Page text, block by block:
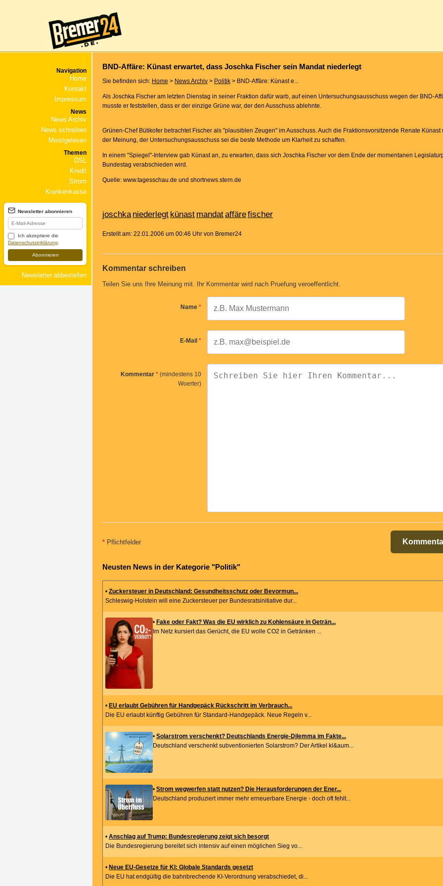
Navigation
Home
Kontakt
Impressum
News
News Archiv
News schreiben
Meistgelesen
Themen
DSL
Kredit
Strom
Krankenkasse
Newsletter abonnieren
Ich akzeptiere die
Datenschutzerklärung
Abonnieren
Newsletter abbestellen
BND-Affäre: Künast erwartet, dass Joschka Fischer sein Mandat niederlegt
Sie befinden sich: Home > News Archiv > Politik > BND-Affäre: Künast e...
Als Joschka Fischer am letzten Dienstag in seiner Fraktion dafür warb, auf einen Untersuchungsausschuss wegen der BND-
musste er feststellen, dass er der einzige Grüne war, der den Ausschuss ablehnte.
Grünen-Chef Bütikofer betrachtet Fischer als "plausiblen Zeugen" im Ausschuss. Auch die Fraktionsvorsitzende Renate Künast
der Meinung, der Untersuchungsausschuss sei die beste Methode um Klarheit zu schaffen.
In einem "Spiegel"-Interview gab Künast an, zu erwarten, dass sich Joschka Fischer vor dem Ende der momentanen
Bundestag verabschieden wird.
Quelle: www.tagesschau.de und shortnews.stern.de
joschka niederlegt künast mandataffärefischer
Erstellt am: 22.01.2006 um 00:46 Uhr von Bremer24
Kommentar schreiben
Teilen Sie uns Ihre Meinung mit. Ihr Kommentar wird nach Pruefung veroeffentlicht.
Name *
E-Mail *
Kommentar * (mindestens 10
Woerter)
* Pflichtfelder
Neusten News in der Kategorie "Politik"
• Zuckersteuer in Deutschland: Gesundheitsschutz oder Bevormun...
Schleswig-Holstein will eine Zuckersteuer per Bundesratsinitiative dur...
• Fake oder Fakt? Was die EU wirklich zu Kohlensäure in Geträn...
Im Netz kursiert das Gerücht, die EU wolle CO2 in Getränken ...
• EU erlaubt Gebühren für Handgepäck Rückschritt im Verbrauch...
Die EU erlaubt künftig Gebühren für Standard-Handgepäck. Neue Regeln v...
• Solarstrom verschenkt? Deutschlands Energie-Dilemma im Fakte...
Deutschland verschenkt subventionierten Solarstrom? Der Artikel kl&aum...
• Strom wegwerfen statt nutzen? Die Herausforderungen der Ener...
Deutschland produziert immer mehr erneuerbare Energie - doch oft fehlt...
• Anschlag auf Trump: Bundesregierung zeigt sich besorgt
Die Bundesregierung bereitet sich intensiv auf einen möglichen Sieg vo...
• Neue EU-Gesetze für KI: Globale Standards gesetzt
Die EU hat endgültig die bahnbrechende KI-Verordnung verabschiedet, di...